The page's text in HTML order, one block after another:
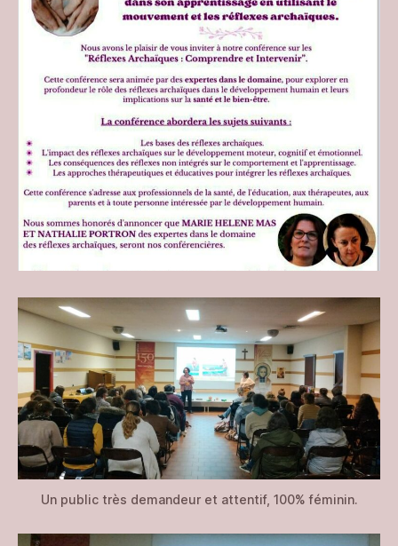
Un public très demandeur et attentif, 100% féminin.